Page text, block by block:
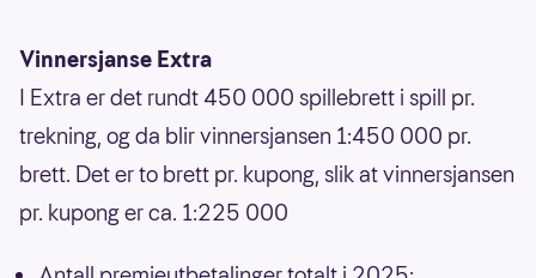
Vinnersjanse Extra
I Extra er det rundt 450 000 spillebrett i spill pr.
trekning, og da blir vinnersjansen 1:450 000 pr.
brett. Det er to brett pr. kupong, slik at vinnersjansen
pr. kupong er ca. 1:225 000